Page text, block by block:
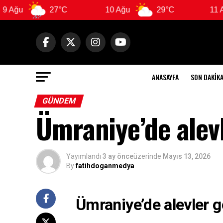
27°C 29°C 11 Ağu
ANASAYFA SON DAKIKA
GÜNDEM
Ümraniye’de
Yayımlandı 3 ay önceüzerinde Mayıs 13, 2026
Byfatihdoganmedya
Ümraniye’de alevler